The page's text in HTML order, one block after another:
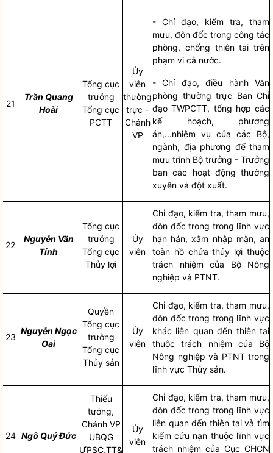
21
Trần Quang
Hoài
Tổng cục
trưởng
Tổng cục
PCTT
Ủy
viên
thường
trực -
Chánh
VP
- Chỉ đạo, kiểm tra, tham
mưu, đôn đốc trong công tác
phòng, chống thiên tai trên
phạm vi cả nước.
-Chỉ đạo, điều hành Văn
phòng thường trực Ban Chỉ
đạo TWPCTT, tổng hợp các
kế hoạch, phương
án,...nhiệm vụ của các Bộ,
ngành, địa phương để tham
mưu trình Bộ trưởng - Trưởng
ban các hoạt động thường
xuyên và đột xuất.
22
Nguyễn Văn
Tỉnh
Tổng cục
trưởng
Tổng cục
Thủy lợi
Ủy
viên
Chỉ đạo, kiểm tra, tham mưu,
đôn đốc trong trong lĩnh vực
hạn hán, xâm nhập mặn, an
toàn hồ chứa thủy lợi thuộc
trách nhiệm của Bộ Nông
nghiệp và PTNT.
23
Nguyễn Ngọc
Oai
Quyền
Tổng cục
trưởng
Tổng cục
Thủy sản
Ủy
viên
Chỉ đạo, kiểm tra, tham mưu,
đôn đốc trong trong lĩnh vực
khác liên quan đến thiên tai
thuộc trách nhiệm của Bộ
Nông nghiệp và PTNT trong
lĩnh vực Thủy sản.
24 Ngô QuýĐức
Thiếu
tướng,
Chánh VP
UBQG
ƯPSC,TT&
Ủy
viên
Chỉ đạo, kiểm tra, tham mưu,
đôn đốc trong trong lĩnh vực
liên quan đến thiên taivà tìm
kiếm cứu nạn thuộc lĩnh vực
trách nhiệm của Cục CHCN